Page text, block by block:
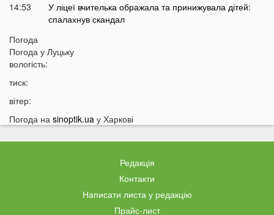
14:53
У ліцеї вчителька ображала та принижувала дітей:
спалахнув скандал
14:26
річного українця
14:10
13:38
13:17
Екстрасенс назвав дату початку мирних переговорів з
РФ
Лучани масово їздять на червоне світло навіть
В Україні пропонують змінити правила мобілізації:
Погода
Погода у Луцьку
вологість:
тиск:
вітер:
Погода на sinoptik.ua у Харкові
Редакція
Контакти
Написати листа у редакцію
Прайс-лист